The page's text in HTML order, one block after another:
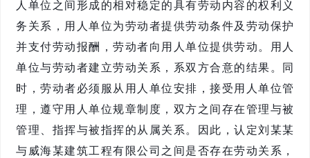
人单位之间形成的相对稳定的具有劳动内容的权利义
务关系，用人单位为劳动者提供劳动条件及劳动保护
并支付劳动报酬，劳动者向用人单位提供劳动。用人
单位与劳动者建立劳动关系，系双方合意的结果。同
时，劳动者必须服从用人单位安排，接受用人单位管
理，遵守用人单位规章制度，双方之间存在管理与被
管理、指挥与被指挥的从属关系。因此，认定刘 某某
与威海某建筑工程有限公司之间是否存在劳动关系，